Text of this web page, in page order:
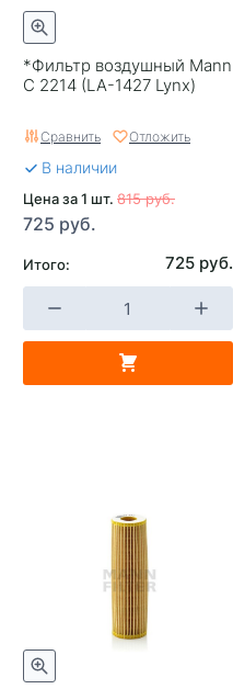
*Фильтр воздушный Mann
C 2214 (LA-1427 Lynx)
Сравнить Отложить
В наличии
Цена за 1 шт. 815 руб.
725 руб.
Итого: 725 руб.